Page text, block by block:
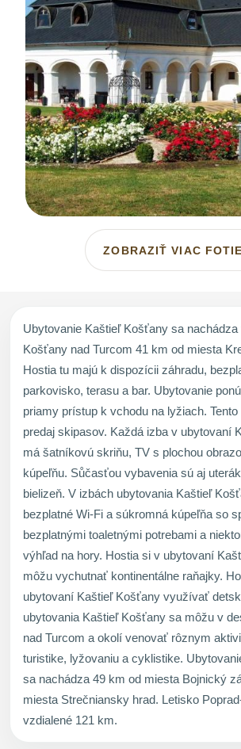
ZOBRAZIŤ VIAC
Ubytovanie Kaštieľ Košťany sa nachádza
Košťany nad Turcom 41 km od miesta
Hostia tu majú k dispozícii záhradu,
parkovisko, terasu a bar. Ubytovanie
priamy prístup k vchodu na lyžiach.
predaj skipasov. Každá izba v ubytovaní
má šatníkovú skriňu, TV s plochou
kúpeľňu. Sůčasťou vybavenia sú aj
bielizeň. V izbách ubytovania Kaštieľ
bezplatné Wi-Fi a súkromná kúpeľňa so
bezplatnými toaletnými potrebami a
výhľad na hory. Hostia si v ubytovaní
môžu vychutnať kontinentálne raňajky.
ubytovaní Kaštieľ Košťany využívať
ubytovania Kaštieľ Košťany sa môžu v
nad Turcom a okolí venovať rôznym
turistike, lyžovaniu a cyklistike.
sa nachádza 49 km od miesta Bojnický
miesta Strečniansky hrad. Letisko
vzdialené 121 km.